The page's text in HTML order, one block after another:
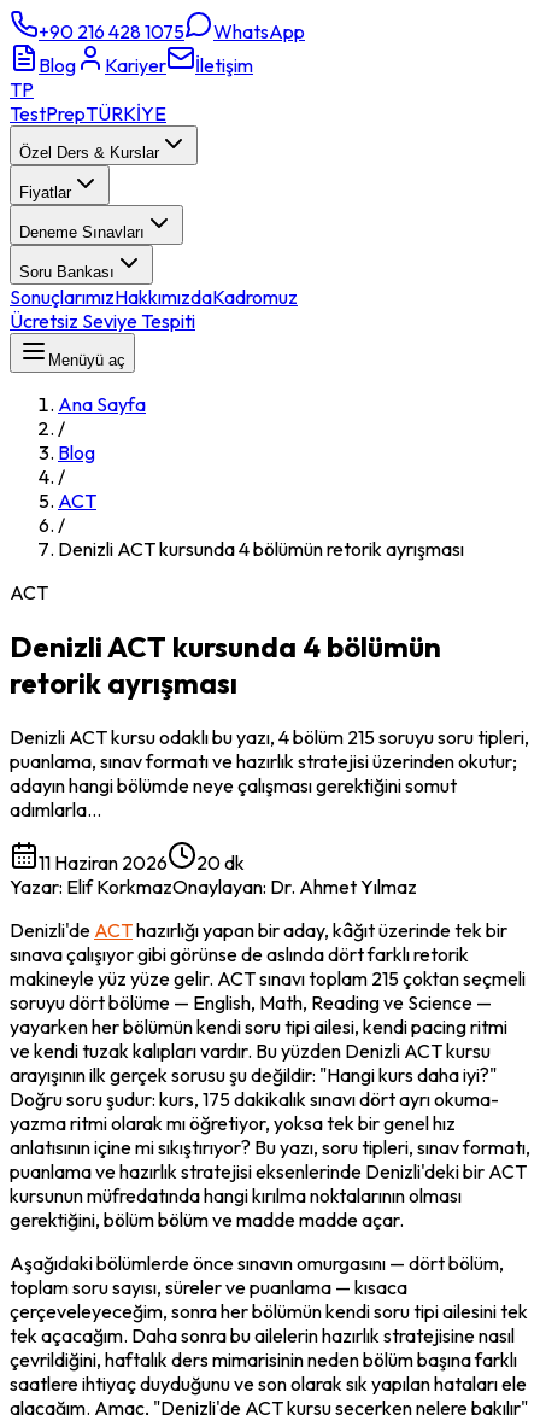
+90 216 428 1075
WhatsApp
Blog
Kariyer
İletişim
TP
TestPrepTÜRKİYE
Özel Ders & Kurslar
Fiyatlar
Deneme Sınavları
Soru Bankası
SonuçlarımızHakkımızdaKadromuz
Ücretsiz Seviye Tespiti
Menüyü aç
Ana Sayfa
/
Blog
/
ACT
/
Denizli ACT kursunda 4 bölümün retorik ayrışması
ACT
Denizli ACT kursunda 4 bölümün
retorik ayrışması
Denizli ACT kursu odaklı bu yazı, 4 bölüm 215 soruyu soru tipleri,
puanlama, sınav formatı ve hazırlık stratejisi üzerinden okutur;
adayın hangi bölümde neye çalışması gerektiğini somut
adımlarla…
11 Haziran 2026
20 dk
Yazar: Elif KorkmazOnaylayan: Dr. Ahmet Yılmaz
Denizli'de ACT hazırlığı yapan bir aday, kâğıt üzerinde tek bir
sınava çalışıyor gibi görünse de aslında dört farklı retorik
makineyle yüz yüze gelir. ACT sınavı toplam 215 çoktan seçmeli
soruyu dört bölüme — English, Math, Reading ve Science —
yayarken her bölümün kendi soru tipi ailesi, kendi pacing ritmi
ve kendi tuzak kalıpları vardır. Bu yüzden Denizli ACT kursu
arayışının ilk gerçek sorusu şu değildir: "Hangi kurs daha iyi?"
Doğru soru şudur: kurs, 175 dakikalık sınavı dört ayrı okuma-
yazma ritmi olarak mı öğretiyor, yoksa tek bir genel hız
anlatısının içine mi sıkıştırıyor? Bu yazı, soru tipleri, sınav formatı,
puanlama ve hazırlık stratejisi eksenlerinde Denizli'deki bir ACT
kursunun müfredatında hangi kırılma noktalarının olması
gerektiğini, bölüm bölüm ve madde madde açar.
Aşağıdaki bölümlerde önce sınavın omurgasını — dört bölüm,
toplam soru sayısı, süreler ve puanlama — kısaca
çerçeveleyeceğim, sonra her bölümün kendi soru tipi ailesini tek
tek açacağım. Daha sonra bu ailelerin hazırlık stratejisine nasıl
çevrildiğini, haftalık ders mimarisinin neden bölüm başına farklı
saatlere ihtiyaç duyduğunu ve son olarak sık yapılan hataları ele
alacağım. Amaç, "Denizli'de ACT kursu seçerken nelere bakılır"